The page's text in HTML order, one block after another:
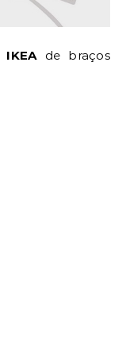
IKEAde braços